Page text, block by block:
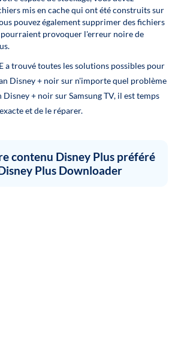
mis en cache qui ont été construits sur
pouvez également supprimer des fichiers
pourraient provoquer l'erreur noire de
a trouvé toutes les solutions possibles pour
Disney + noir sur n'importe quel problème
+ noir sur Samsung TV, il est temps
et de le réparer.
contenu Disney Plus préféré
Plus Downloader